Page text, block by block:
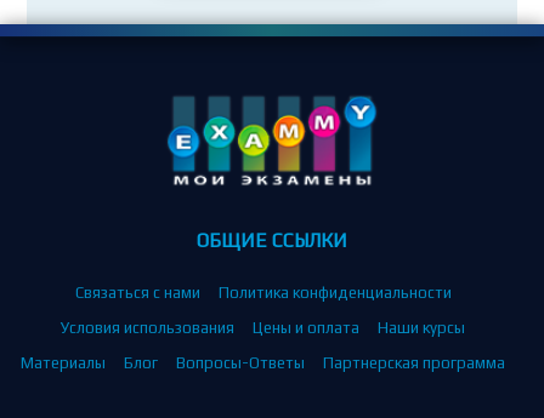
ОБЩИЕ ССЫЛКИ
Связаться с нами
Политика конфиденциальности
Условия использования
Цены и оплата
Наши курсы
Материалы
Блог Вопросы-Ответы Партнерская программа